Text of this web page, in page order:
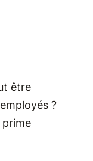
être
?
prime